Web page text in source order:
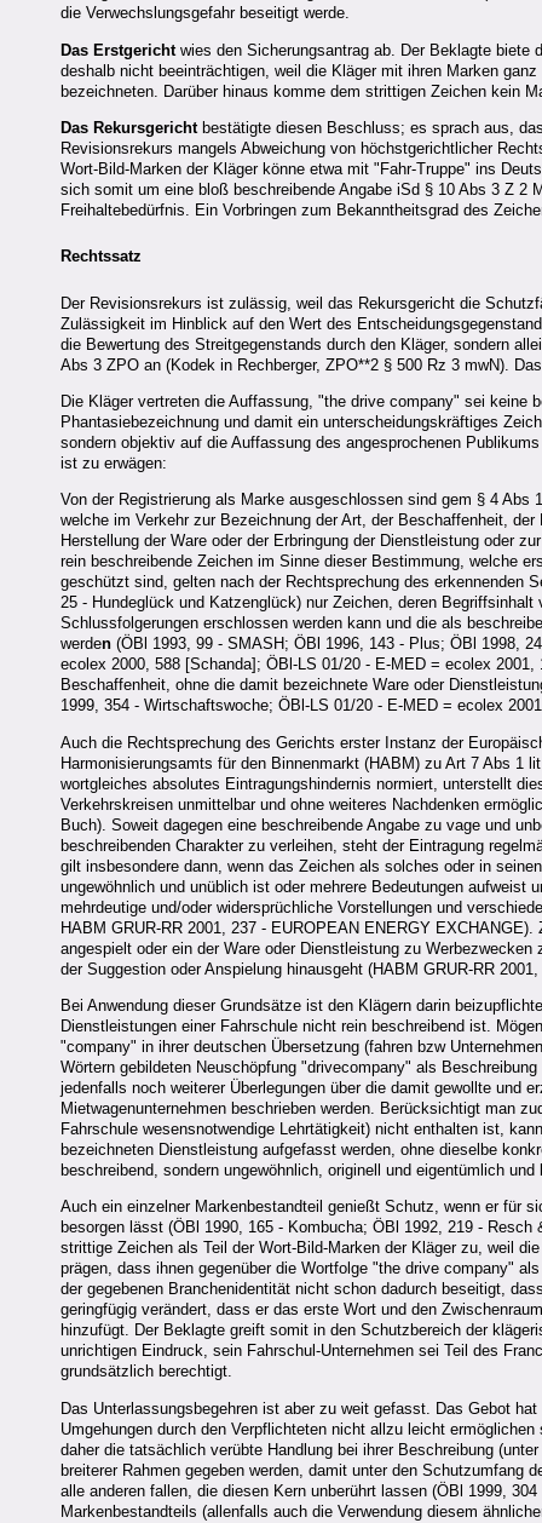
die Verwechslungsgefahr beseitigt werde.
Das Erstgericht wies den Sicherungsantrag ab. Der Beklagte biete
deshalb nicht beeinträchtigen, weil die Kläger mit ihren Marken
bezeichneten. Darüber hinaus komme dem strittigen Zeichen kein
Das Rekursgericht bestätigte diesen Beschluss; es sprach aus,
Revisionsrekurs mangels Abweichung von höchstgerichtlicher
Wort-Bild-Marken der Kläger könne etwa mit "Fahr-Truppe" ins
sich somit um eine bloß beschreibende Angabe iSd § 10 Abs 3 Z 2
Freihaltebedürfnis. Ein Vorbringen zum Bekanntheitsgrad des
Rechtssatz
Der Revisionsrekurs ist zulässig, weil das Rekursgericht die
Zulässigkeit im Hinblick auf den Wert des
die Bewertung des Streitgegenstands durch den Kläger, sondern
Abs 3 ZPO an (Kodek in Rechberger, ZPO**2 § 500 Rz 3 mwN).
Die Kläger vertreten die Auffassung, "the drive company" sei keine
Phantasiebezeichnung und damit ein unterscheidungskräftiges
sondern objektiv auf die Auffassung des angesprochenen
ist zu erwägen:
Von der Registrierung als Marke ausgeschlossen sind gem § 4
welche im Verkehr zur Bezeichnung der Art, der Beschaffenheit,
Herstellung der Ware oder der Erbringung der Dienstleistung oder
rein beschreibende Zeichen im Sinne dieser Bestimmung, welche
geschützt sind, gelten nach der Rechtsprechung des erkennenden
25 - Hundeglück und Katzenglück) nur Zeichen, deren
Schlussfolgerungen erschlossen werden kann und die als
werden (ÖBl 1993, 99 - SMASH; ÖBl 1996, 143 - Plus; ÖBl 1998,
ecolex 2000, 588 [Schanda]; ÖBl-LS 01/20 - E-MED = ecolex
Beschaffenheit, ohne die damit bezeichnete Ware oder
1999, 354 - Wirtschaftswoche; ÖBl-LS 01/20 - E-MED = ecolex
Auch die Rechtsprechung des Gerichts erster Instanz der
Harmonisierungsamts für den Binnenmarkt (HABM) zu Art 7 Abs 1
wortgleiches absolutes Eintragungshindernis normiert, unterstellt
Verkehrskreisen unmittelbar und ohne weiteres Nachdenken
Buch). Soweit dagegen eine beschreibende Angabe zu vage und
beschreibenden Charakter zu verleihen, steht der Eintragung
gilt insbesondere dann, wenn das Zeichen als solches oder in
ungewöhnlich und unüblich ist oder mehrere Bedeutungen aufweist
mehrdeutige und/oder widersprüchliche Vorstellungen und
HABM GRUR-RR 2001, 237 - EUROPEAN ENERGY
angespielt oder ein der Ware oder Dienstleistung zu
der Suggestion oder Anspielung hinausgeht (HABM GRUR-RR
Bei Anwendung dieser Grundsätze ist den Klägern darin
Dienstleistungen einer Fahrschule nicht rein beschreibend ist.
"company" in ihrer deutschen Übersetzung (fahren bzw
Wörtern gebildeten Neuschöpfung "drivecompany" als
jedenfalls noch weiterer Überlegungen über die damit gewollte und
Mietwagenunternehmen beschrieben werden. Berücksichtigt man
Fahrschule wesensnotwendige Lehrtätigkeit) nicht enthalten ist,
bezeichneten Dienstleistung aufgefasst werden, ohne dieselbe
beschreibend, sondern ungewöhnlich, originell und eigentümlich
Auch ein einzelner Markenbestandteil genießt Schutz, wenn er für
besorgen lässt (ÖBl 1990, 165 - Kombucha; ÖBl 1992, 219 -
strittige Zeichen als Teil der Wort-Bild-Marken der Kläger zu, weil
prägen, dass ihnen gegenüber die Wortfolge "the drive company"
der gegebenen Branchenidentität nicht schon dadurch beseitigt,
geringfügig verändert, dass er das erste Wort und den
hinzufügt. Der Beklagte greift somit in den Schutzbereich der
unrichtigen Eindruck, sein Fahrschul-Unternehmen sei Teil des
grundsätzlich berechtigt.
Das Unterlassungsbegehren ist aber zu weit gefasst. Das Gebot
Umgehungen durch den Verpflichteten nicht allzu leicht
daher die tatsächlich verübte Handlung bei ihrer Beschreibung
breiterer Rahmen gegeben werden, damit unter den Schutzumfang
alle anderen fallen, die diesen Kern unberührt lassen (ÖBl 1999,
Markenbestandteils (allenfalls auch die Verwendung diesem